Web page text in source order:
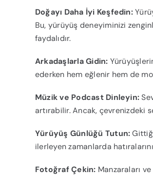
Doğayı Daha İyi Keşfedin:
Bu, yürüyüş deneyiminizi
faydalıdır.
Arkadaşlarla Gidin:
ederken hem eğlenir hem de
Müzik ve Podcast Dinleyin:
artırabilir. Ancak, çevrenizdeki
Yürüyüş Günlüğü Tutun:
ilerleyen zamanlarda
Fotoğraf Çekin: Manzaraları